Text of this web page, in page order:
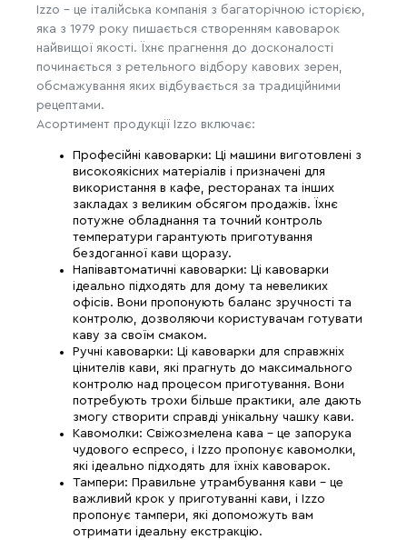
Izzo - це італійська компанія з багаторічною історією,
яка з 1979 року пишається створенням кавоварок
найвищої якості. Їхнє прагнення до досконалості
починається з ретельного відбору кавових зерен,
обсмажування яких відбувається за традиційними
рецептами.
Асортимент продукції Izzo включає:
Професійні кавоварки: Ці машини виготовлені з
високоякісних матеріалів і призначені для
використання в кафе, ресторанах та інших
закладах з великим обсягом продажів. Їхнє
потужне обладнання та точний контроль
температури гарантують приготування
бездоганної кави щоразу.
Напівавтоматичні кавоварки: Ці кавоварки
ідеально підходять для дому та невеликих
офісів. Вони пропонують баланс зручності та
контролю, дозволяючи користувачам готувати
каву за своїм смаком.
Ручні кавоварки: Ці кавоварки для справжніх
цінителів кави, які прагнуть до максимального
контролю над процесом приготування. Вони
потребують трохи більше практики, але дають
змогу створити справді унікальну чашку кави.
Кавомолки: Свіжозмелена кава - це запорука
чудового еспресо, і Izzo пропонує кавомолки,
які ідеально підходять для їхніх кавоварок.
Тампери: Правильне утрамбування кави - це
важливий крок у приготуванні кави, і Izzo
пропонує тампери, які допоможуть вам
отримати ідеальну екстракцію.